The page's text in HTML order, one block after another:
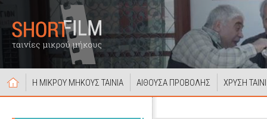
Η ΜΙΚΡΟΥ ΜΗΚΟΥΣ ΤΑΙΝΙΑ ΑΙΘΟΥΣΑ ΠΡΟΒΟΛΗΣ ΧΡΥΣΗ